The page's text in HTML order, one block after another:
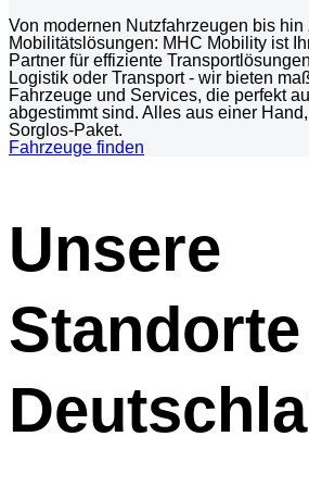
Von modernen Nutzfahrzeugen bis hin
Mobilitätslösungen: MHC Mobility ist
Partner für effiziente
Logistik oder Transport - wir bieten
Fahrzeuge und Services, die perfekt
abgestimmt sind. Alles aus einer
Sorglos-Paket.
Fahrzeuge finden
Unsere